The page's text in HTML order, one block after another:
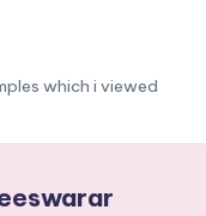
which i viewed